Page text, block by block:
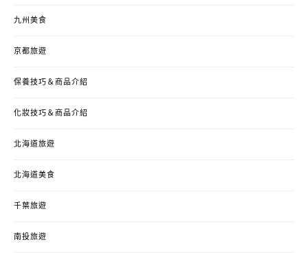
九州美食
京都旅遊
保養技巧＆商品介紹
化妝技巧＆商品介紹
北海道旅遊
北海道美食
千葉旅遊
南投旅遊